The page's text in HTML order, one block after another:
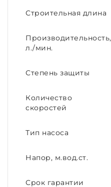
Строительная длина
Производительность,
л./мин.
Степень защиты
Количество
скоростей
Тип насоса
Напор, м.вод.ст.
Срок гарантии